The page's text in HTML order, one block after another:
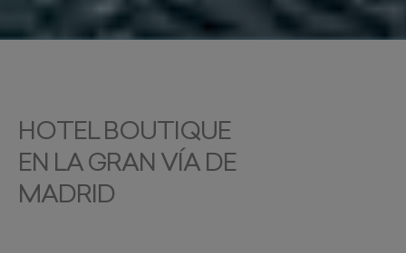
HOTEL BOUTIQUE
EN LA GRAN VÍA DE
MADRID